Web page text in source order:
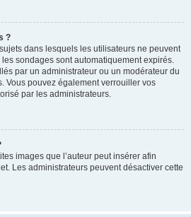
?
dans lesquels les utilisateurs ne peuvent
sondages sont automatiquement expirés.
par un administrateur ou un modérateur du
Vous pouvez également verrouiller vos
par les administrateurs.
images que l’auteur peut insérer afin
Les administrateurs peuvent désactiver cette